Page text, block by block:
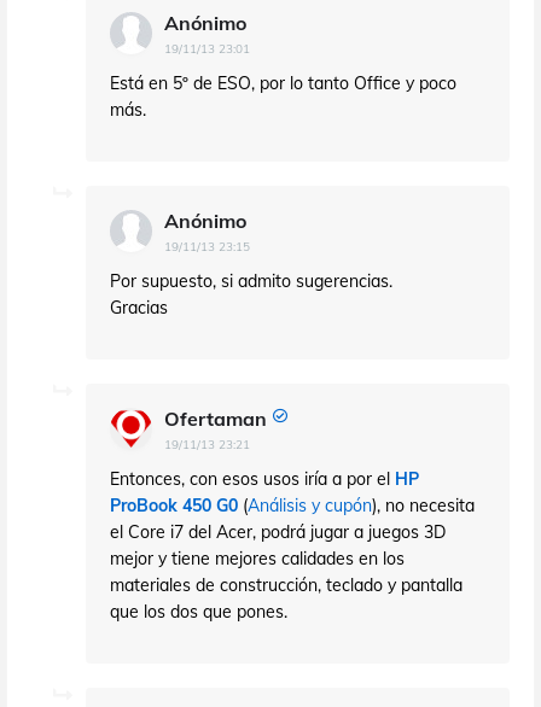
Anónimo
19/11/13 23:01
Está en 5º de ESO, por lo tanto Office y poco
más.
Anónimo
19/11/13 23:15
Por supuesto, si admito sugerencias.
Gracias
Ofertaman
19/11/13 23:21
Entonces, con esos usos iría a por el HP
ProBook 450 G0 (Análisis y cupón), no necesita
el Core i7 del Acer, podrá jugar a juegos 3D
mejor y tiene mejores calidades en los
materiales de construcción, teclado y pantalla
que los dos que pones.